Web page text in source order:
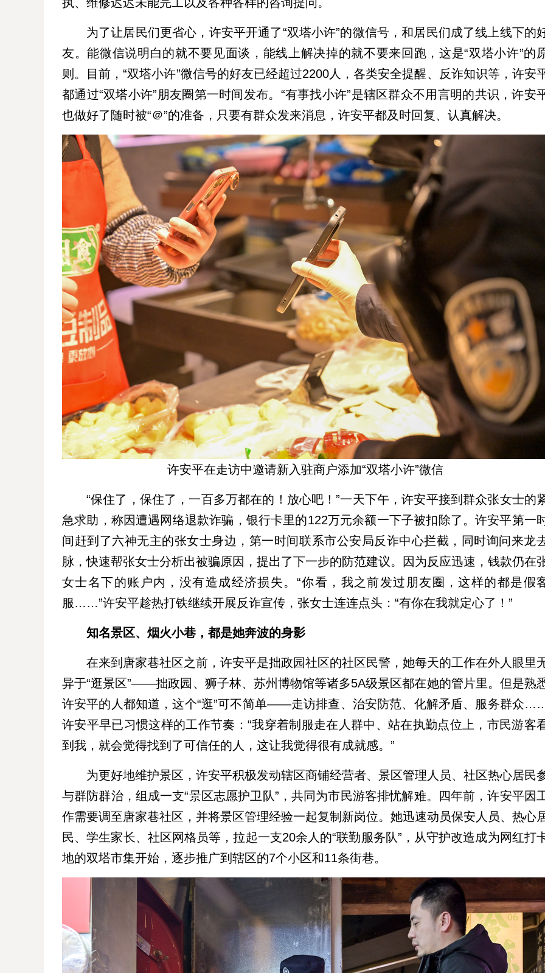
为了让居民们更省心，许安平开通了“双塔小许”的微信号，和居民们成了线上线下的
友。能微信说明白的就不要见面谈，能线上解决掉的就不要来回跑，这是“双塔小许”的
则。目前，“双塔小许”微信号的好友已经超过2200人，各类安全提醒、反诈知识等，许安
都通过“双塔小许”朋友圈第一时间发布。“有事找小许”是辖区群众不用言明的共识，许安
也做好了随时被“＠”的准备，只要有群众发来消息，许安平都及时回复、认真解决。
许安平在走访中邀请新入驻商户添加“双塔小许”微信
“保住了，保住了，一百多万都在的！放心吧！”一天下午，许安平接到群众张女士的
急求助，称因遭遇网络退款诈骗，银行卡里的122万元余额一下子被扣除了。许安平第一
间赶到了六神无主的张女士身边，第一时间联系市公安局反诈中心拦截，同时询问来龙
脉，快速帮张女士分析出被骗原因，提出了下一步的防范建议。因为反应迅速，钱款仍在
女士名下的账户内，没有造成经济损失。“你看，我之前发过朋友圈，这样的都是假
服……”许安平趁热打铁继续开展反诈宣传，张女士连连点头：“有你在我就定心了！”
知名景区、烟火小巷，都是她奔波的身影
在来到唐家巷社区之前，许安平是拙政园社区的社区民警，她每天的工作在外人眼里
异于“逛景区”——拙政园、狮子林、苏州博物馆等诸多5A级景区都在她的管片里。但是熟
许安平的人都知道，这个“逛”可不简单——走访排查、治安防范、化解矛盾、服务群众
许安平早已习惯这样的工作节奏：“我穿着制服走在人群中、站在执勤点位上，市民游客
到我，就会觉得找到了可信任的人，这让我觉得很有成就感。”
为更好地维护景区，许安平积极发动辖区商铺经营者、景区管理人员、社区热心居民
与群防群治，组成一支“景区志愿护卫队”，共同为市民游客排忧解难。四年前，许安平因
作需要调至唐家巷社区，并将景区管理经验一起复制新岗位。她迅速动员保安人员、热心
民、学生家长、社区网格员等，拉起一支20余人的“联勤服务队”，从守护改造成为网红打
地的双塔市集开始，逐步推广到辖区的7个小区和11条街巷。